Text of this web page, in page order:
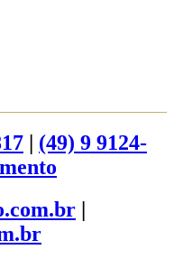
| (49) 9 9124-
|